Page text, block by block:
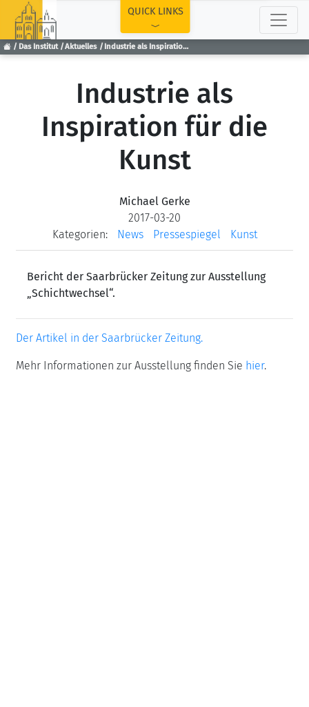
Das Institut Aktuelles Industrie als Inspiration für die Kunst
QUICK LINKS
Industrie als
Inspiration für die
Kunst
Michael Gerke
2017-03-20
Kategorien:
News Pressespiegel Kunst
Bericht der Saarbrücker Zeitung zur Ausstellung
„Schichtwechsel“.
Der Artikel in der Saarbrücker Zeitung.
Mehr Informationen zur Ausstellung finden Sie hier.